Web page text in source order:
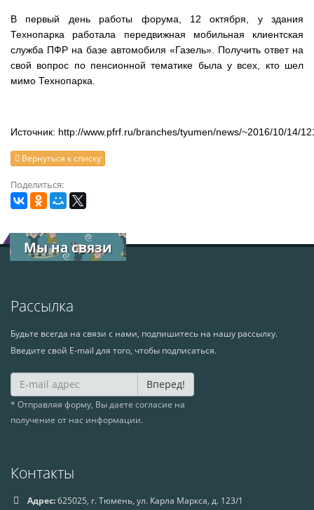
В первый день работы форума, 12 октября, у здания
Технопарка работала передвижная мобильная клиентская
служба ПФР на базе автомобиля «Газель». Получить ответ на
свой вопрос по пенсионной тематике была у всех, кто шел
мимо Технопарка.
Источник: http://www.pfrf.ru/branches/tyumen/news/~2016/10/14/
Вернуться к списку
Поделиться:
Мы на связи
Рассылка
Будьте всегда на связи с нами, подпишитесь на нашу рассылку.
Введите свой E-mail для того, чтобы подписаться.
Вперед!
* Отправляя форму, Вы даете согласие на
получение от нас информации.
Контакты
Адрес:625025, г. Тюмень, ул. Карла Маркса, д. 123/1